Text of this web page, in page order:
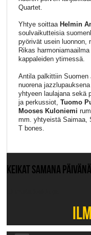
Quartet.
Yhtye soittaa Helmin
soulvaikutteisia
pyörivät usein luonnon,
Rikas
kappaleiden ytimessä.
Antila palkittiin Suomen
nuorena
yhtyeen laulajana sekä
ja perkussiot, Tuomo
Mooses Kuloniemi
mm. yhtyeistä Saimaa,
T bones.
KEIKAT SAMANA